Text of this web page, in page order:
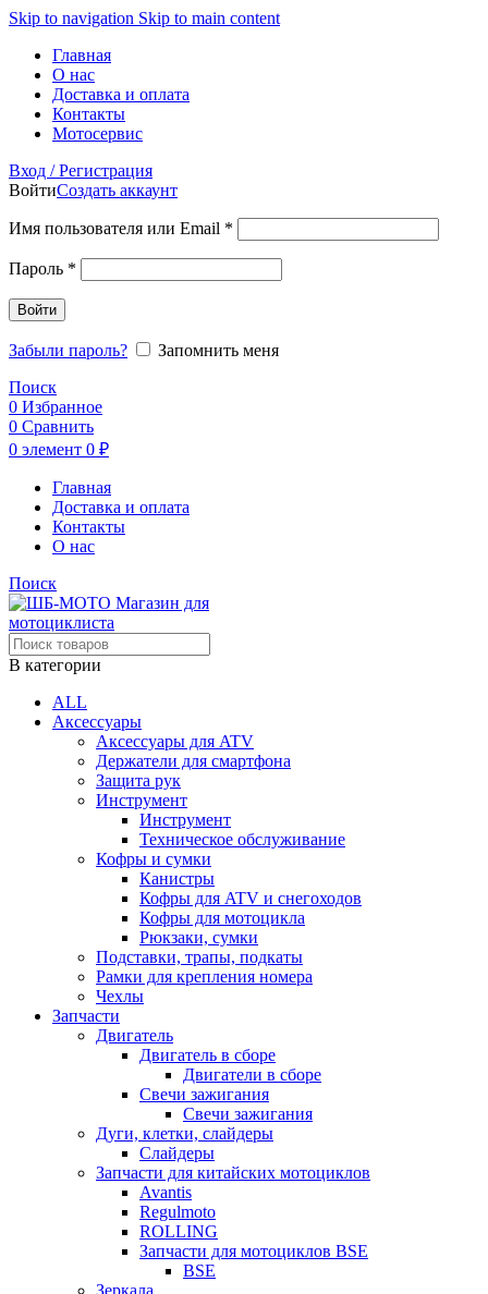
Skip to navigation Skip to main content
Главная
О нас
Доставка и оплата
Контакты
Мотосервис
Вход / Регистрация
ВойтиСоздать аккаунт
Имя пользователя или Email *
Пароль *
Войти
Забыли пароль?
Запомнить меня
Поиск
0 Избранное
0 Сравнить
0 элемент 0 ₽
Главная
Доставка и оплата
Контакты
О нас
Поиск
В категории
ALL
Аксессуары
Аксессуары для ATV
Держатели для смартфона
Защита рук
Инструмент
Инструмент
Техническое обслуживание
Кофры и сумки
Канистры
Кофры для ATV и снегоходов
Кофры для мотоцикла
Рюкзаки, сумки
Подставки, трапы, подкаты
Рамки для крепления номера
Чехлы
Запчасти
Двигатель
Двигатель в сборе
Двигатели в сборе
Свечи зажигания
Свечи зажигания
Дуги, клетки, слайдеры
Слайдеры
Запчасти для китайских мотоциклов
Avantis
Regulmoto
ROLLING
Запчасти для мотоциклов BSE
BSE
Зеркала